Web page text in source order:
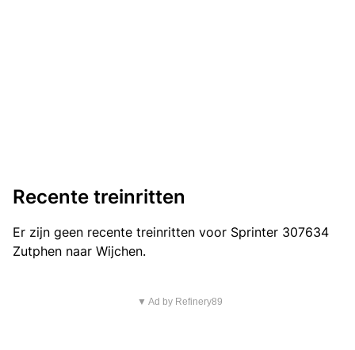
Recente treinritten
Er zijn geen recente treinritten voor Sprinter 307634
Zutphen naar Wijchen.
▼ Ad by Refinery89